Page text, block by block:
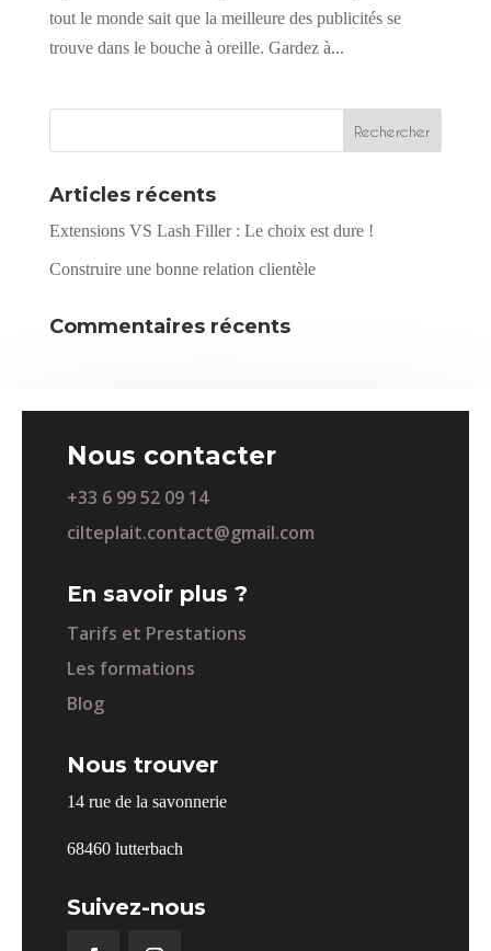
tout le monde sait que la meilleure des publicités se
trouve dans le bouche à oreille. Gardez à...
Articles récents
Extensions VS Lash Filler : Le choix est dure !
Construire une bonne relation clientèle
Commentaires récents
Nous contacter
+33 6 99 52 09 14
cilteplait.contact@gmail.com
En savoir plus ?
Tarifs et Prestations
Les formations
Blog
Nous trouver
14 rue de la savonnerie
68460 lutterbach
Suivez-nous